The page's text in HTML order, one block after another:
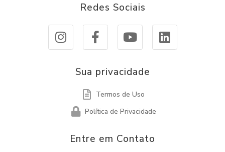
Entre em Contato
Redes Sociais
Sua privacidade
Termos de Uso
Política de Privacidade